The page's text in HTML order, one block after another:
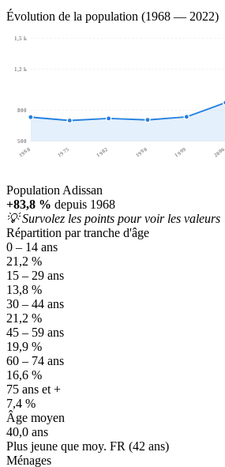
Évolution de la population (1968 — 2022)
500
800
1,2 k
1,5 k
1968 1975 1982 1990 1999 2006
Population Adissan
+83,8 % depuis 1968
💡 Survolez les points pour voir les valeurs
Répartition par tranche d'âge
0 – 14 ans
21,2 %
15 – 29 ans
13,8 %
30 – 44 ans
21,2 %
45 – 59 ans
19,9 %
60 – 74 ans
16,6 %
75 ans et +
7,4 %
Âge moyen
40,0 ans
Plus jeune que moy. FR (42 ans)
Ménages